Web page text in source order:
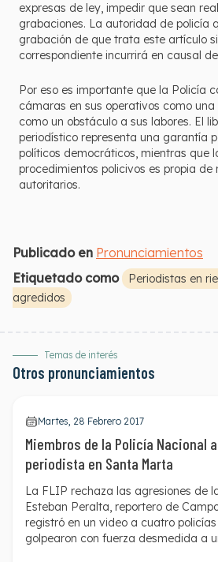
expresas de ley, impedir que sean
grabaciones. La autoridad de policía
grabación de que trata este artículo
correspondiente incurrirá en causal
Por eso es importante que la Policía
cámaras en sus operativos como
como un obstáculo a sus labores. El
periodístico representa una garantía
políticos democráticos, mientras que
procedimientos policivos es propia de
autoritarios.
Publicado en Pronunciamientos
Etiquetado como
Periodistas en
agredidos
Temas de interés
Otros pronunciamientos
Martes, 28 Febrero 2017
Miembros de la Policía Nacional
periodista en Santa Marta
La FLIP rechaza las agresiones de
Esteban Peralta, reportero de
registró en un video a cuatro
golpearon con fuerza desmedida a